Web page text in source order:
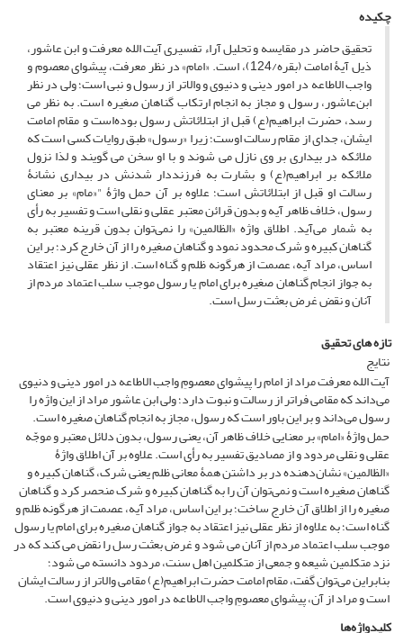
چکیده
تحقیق حاضر در مقایسه و تحلیل آراء تفسیری آیت الله معرفت و ابن عاشور،
ذیل آیۀ امامت (بقره/124)، است. «امام» در نظر معرفت، پیشوای معصوم و
واجب الاطاعه در امور دینی و دنیوی و والاتر از رسول و نبی است؛ ولی در نظر
ابن‌عاشور، رسول و مجاز به انجام ارتکاب گناهان صغیره است. به نظر می
رسد، حضرت ابراهیم(ع) قبل از ابتلائاتش رسول بوده‌است و مقام امامت
ایشان، جدای از مقام رسالت اوست؛ زیرا «رسول» طبق روایات کسی است که
ملائکه در بیداری بر وی نازل می شوند و با او سخن می گویند و لذا نزول
ملائکه بر ابراهیم(ع) و بشارت به فرزنددار شدنش در بیداری نشانۀ
رسالت او قبل از ابتلائاتش است؛ علاوه بر آن حمل واژۀ "«مام» بر معنای
رسول، خلاف ظاهر آیه و بدون قرائن معتبر عقلی و نقلی است و تفسیر به رأی
به شمار می‌آید. اطلاق واژه «الظالمین» را نمی‌توان بدون قرینه معتبر به
گناهان کبیره و شرک محدود نمود و گناهان صغیره را از آن خارج کرد؛ بر این
اساس، مراد آیه، عصمت از هرگونه ظلم و گناه است. از نظر عقلی نیز اعتقاد
به جواز انجام گناهان صغیره برای امام یا رسول موجب سلب اعتماد مردم از
آنان و نقض غرض بعثت رسل است.
تازه های تحقیق
نتایج
آیت الله معرفت مراد از امام را پیشوای معصومِ واجب الاطاعه در امور دینی و دنیوی
می‌داند که مقامی فراتر از رسالت و نبوت دارد؛ ولی ابن عاشور مراد از این واژه را
رسول می‌داند و بر این باور است که رسول، مجاز به انجام گناهان صغیره است.
حمل واژۀ «امام» بر معنایی خلاف ظاهر آن، یعنی رسول، بدون دلائل معتبر و موجّه
عقلی و نقلی مردود و از مصادیق تفسیر به رأی است. علاوه بر آن اطلاق واژۀ
«الظالمین» نشان‌دهنده در بر داشتن همۀ معانی ظلم یعنی شرک، گناهان کبیره و
گناهان صغیره است و نمی‌توان آن را به گناهان کبیره و شرک منحصر کرد و گناهان
صغیره را از اطلاق آن خارج ساخت؛ بر این اساس، مراد آیه، عصمت از هرگونه ظلم و
گناه است؛ به علاوه از نظر عقلی نیز اعتقاد به جواز گناهان صغیره برای امام یا رسول
موجب سلب اعتماد مردم از آنان می شود و غرض بعثت رسل را نقض می کند که در
نزد متکلمین شیعه و جمعی از متکلمین اهل سنت، مردود دانسته می شود؛
بنابراین می‌توان گفت، مقام امامت حضرت ابراهیم(ع) مقامی والاتر از رسالت ایشان
است و مراد از آن، پیشوای معصومِ واجب الاطاعه در امور دینی و دنیوی است.
کلیدواژه‌ها